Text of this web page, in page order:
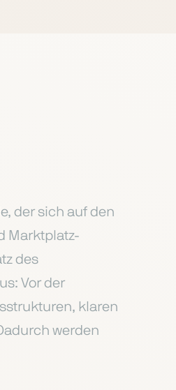
der sich auf den
Marktplatz-
des
Vor der
klaren
werden